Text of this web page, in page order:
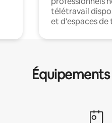
télétravail
et d'espaces de